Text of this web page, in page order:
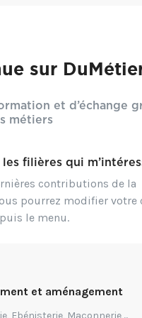
Entrepreneuriat,
sur
et d’échange
métiers
filières qui
contributions de la
pourrez modifier votre
le menu.
et aménagement
Ebénisterie, Maçonnerie,...